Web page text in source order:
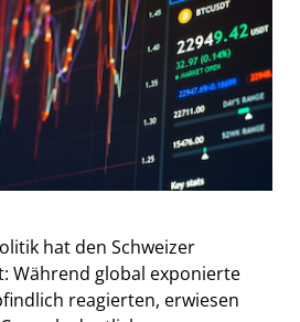
hat den Schweizer
Während global exponierte
reagierten, erwiesen